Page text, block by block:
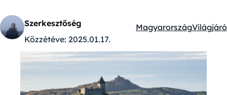
Szerkesztőség
Közzétéve: 2025.01.17.
Kategóriák:
MagyarországVilágjáró